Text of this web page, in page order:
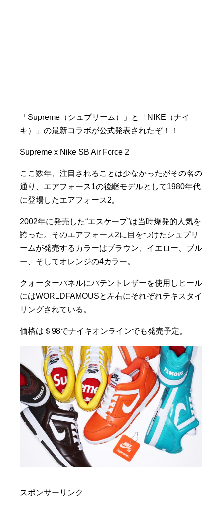
「Supreme（シュプリーム）」と「NIKE（ナイ
キ）」の最新コラボが公式発表されたぞ！！
Supreme x Nike SB Air Force 2
ここ数年、注目されることは少なかったがその名の
通り、エアフォース1の後継モデルとして1980年代
に登場したエアフォース2。
2002年に発売した“エスケープ”は当時爆発的人気を
誇った。そのエアフォース2に目をつけたシュプリ
ームが発売するカラーはブラウン、イエロー、ブル
ー、そしてオレンジの4カラー。
クォーターパネルにパテントレザーを使用しヒール
にはWORLDFAMOUSと左右にそれぞれテキスタイ
リングされている。
価格は＄98でナイキオンラインでも発売予定。
スポンサーリンク